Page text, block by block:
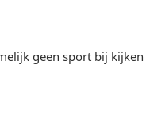
geen sport bij kijken